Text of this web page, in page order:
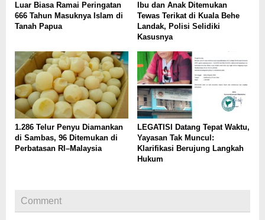
Luar Biasa Ramai Peringatan
666 Tahun Masuknya Islam di
Tanah Papua
Ibu dan Anak Ditemukan
Tewas Terikat di Kuala Behe
Landak, Polisi Selidiki
Kasusnya
1.286 Telur Penyu Diamankan
di Sambas, 96 Ditemukan di
Perbatasan RI–Malaysia
LEGATISI Datang Tepat Waktu,
Yayasan Tak Muncul:
Klarifikasi Berujung Langkah
Hukum
Comment